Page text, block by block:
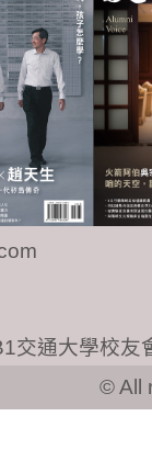
交通大學校友
© All